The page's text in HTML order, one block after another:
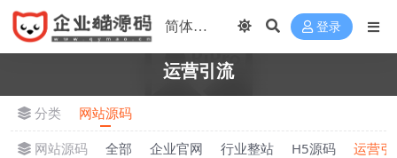
登录
运营引流
分类
网站源码
网站源码
全部 企业官网 行业整站 H5源码
运营引